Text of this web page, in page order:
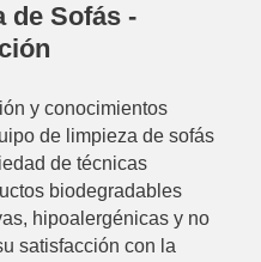
de Sofás -
y conocimientos
de limpieza de sofás
de técnicas
biodegradables
hipoalergénicas y no
satisfacción con la